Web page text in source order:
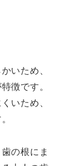
いため、
徴です。
いため、
の根にま